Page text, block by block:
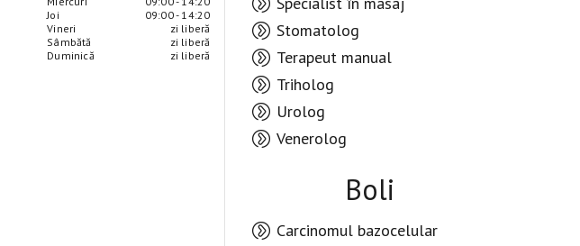
Joi
Vineri
Sâmbătă
Duminică
09:00 - 14:20
zi liberă
zi liberă
zi liberă
Stomatolog
Terapeut manual
Triholog
Urolog
Venerolog
Boli
Carcinomul bazocelular